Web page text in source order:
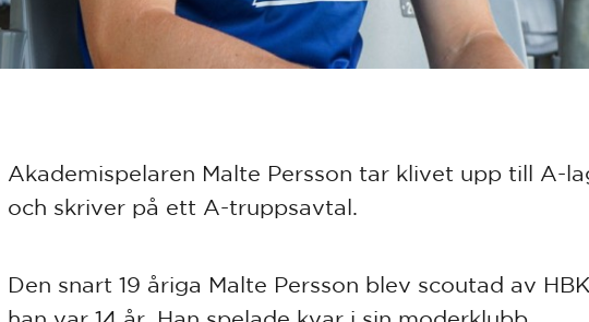
Akademispelaren Malte Persson tar klivet upp till A-
och skriver på ett A-truppsavtal.
Den snart 19 åriga Malte Persson blev scoutad av